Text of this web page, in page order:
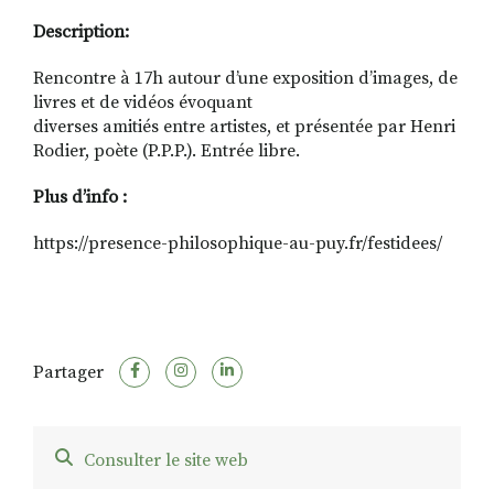
Description:
Rencontre à 17h autour d’une exposition d’images, de
livres et de vidéos évoquant
diverses amitiés entre artistes, et présentée par Henri
Rodier, poète (P.P.P.). Entrée libre.
Plus d’info :
https://presence-philosophique-au-puy.fr/festidees/
Partager
Consulter le site web